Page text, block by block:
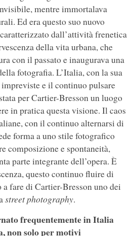
mentre immortalava
Ed era questo suo nuovo
dall’attività frenetica
della vita urbana, che
con il passato e inaugurava una
fotografia. L’Italia, con la sua
e il continuo pulsare
per Cartier-Bresson un luogo
in pratica questa visione. Il caos
con il continuo alternarsi di
forma a uno stile fotografico
composizione e spontaneità,
parte integrante dell’opera. È
questo continuo fluire di
fare di Cartier-Bresson uno dei
street photography.
frequentemente in Italia
non solo per motivi